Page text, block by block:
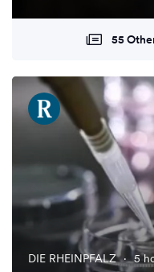
55
DIE RHEINPFALZ · 5